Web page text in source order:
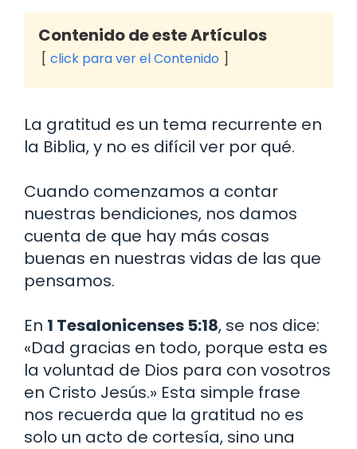
Contenido de este Artículos
click para ver el Contenido
La gratitud es un tema recurrente en
la Biblia, y no es difícil ver por qué.
Cuando comenzamos a contar
nuestras bendiciones, nos damos
cuenta de que hay más cosas
buenas en nuestras vidas de las que
pensamos.
En 1 Tesalonicenses 5:18, se nos dice:
«Dad gracias en todo, porque esta es
la voluntad de Dios para con vosotros
en Cristo Jesús.» Esta simple frase
nos recuerda que la gratitud no es
solo un acto de cortesía, sino una